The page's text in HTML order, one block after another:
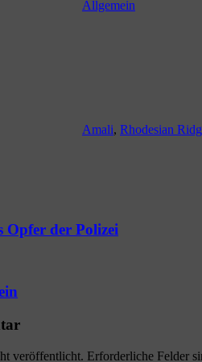
Allgemein
Amali, Rhodesian
Opfer der Polizei
veröffentlicht. Erforderliche Felder